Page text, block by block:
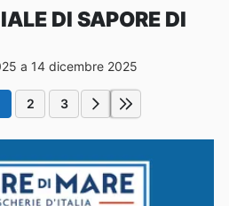
DI SAPORE DI
a 14 dicembre 2025
2 3